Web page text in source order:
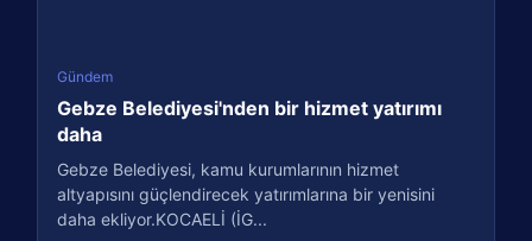
Gündem
Gebze Belediyesi'nden bir hizmet yatırımı
daha
Gebze Belediyesi, kamu kurumlarının hizmet
altyapısını güçlendirecek yatırımlarına bir yenisini
daha ekliyor.KOCAELİ (İG...